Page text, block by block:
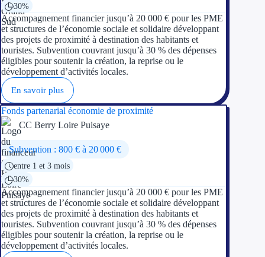
30%
Accompagnement financier jusqu’à 20 000 € pour les PME
et structures de l’économie sociale et solidaire développant
des projets de proximité à destination des habitants et
touristes. Subvention couvrant jusqu’à 30 % des dépenses
éligibles pour soutenir la création, la reprise ou le
développement d’activités locales.
En savoir plus
Fonds partenarial économie de proximité
CC Berry Loire Puisaye
Subvention : 800 € à 20 000 €
entre 1 et 3 mois
30%
Accompagnement financier jusqu’à 20 000 € pour les PME
et structures de l’économie sociale et solidaire développant
des projets de proximité à destination des habitants et
touristes. Subvention couvrant jusqu’à 30 % des dépenses
éligibles pour soutenir la création, la reprise ou le
développement d’activités locales.